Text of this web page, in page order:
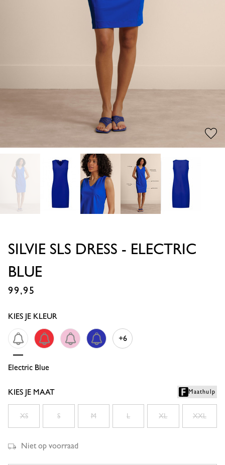
SILVIE SLS DRESS - ELECTRIC
BLUE
99,95
KIES JE KLEUR
Electric Blue
Coral Red
+6
KIES JE MAAT Maathulp
XS S M L XL XXL
Niet op voorraad